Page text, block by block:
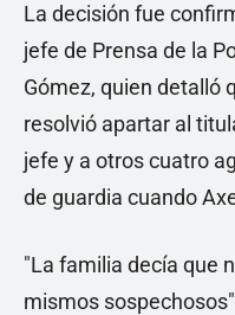
La decisión fue
jefe de Prensa de la
Gómez, quien detalló
resolvió apartar al
jefe y a otros cuatro
de guardia cuando
"La familia decía que
mismos